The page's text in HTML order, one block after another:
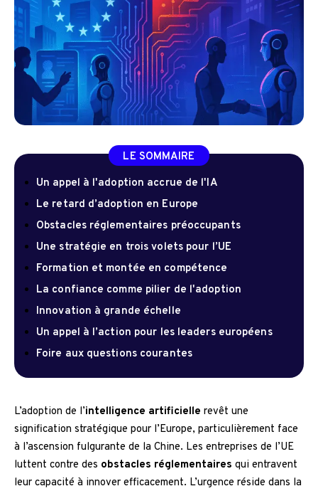
LE SOMMAIRE
Un appel à l'adoption accrue de l'IA
Le retard d’adoption en Europe
Obstacles réglementaires préoccupants
Une stratégie en trois volets pour l’UE
Formation et montée en compétence
La confiance comme pilier de l'adoption
Innovation à grande échelle
Un appel à l’action pour les leaders européens
Foire aux questions courantes
L’adoption de l’intelligence artificielle revêt une
signification stratégique pour l’Europe, particulièrement face
à l’ascension fulgurante de la Chine. Les entreprises de l’UE
luttent contre des obstacles réglementaires qui entravent
leur capacité à innover efficacement. L’urgence réside dans la